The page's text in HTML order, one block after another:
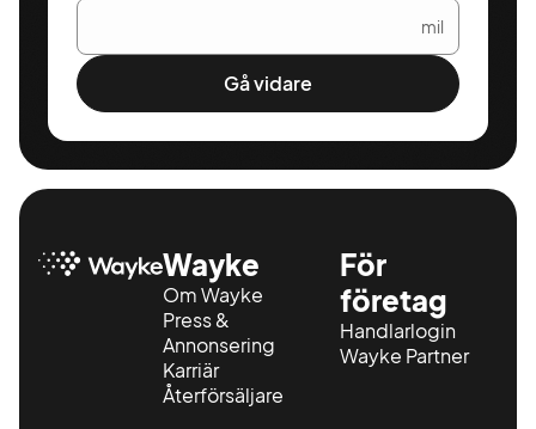
mil
Gå vidare
Wayke
Om Wayke
Press &
Annonsering
Karriär
Återförsäljare
För
företag
Handlarlogin
Wayke Partner